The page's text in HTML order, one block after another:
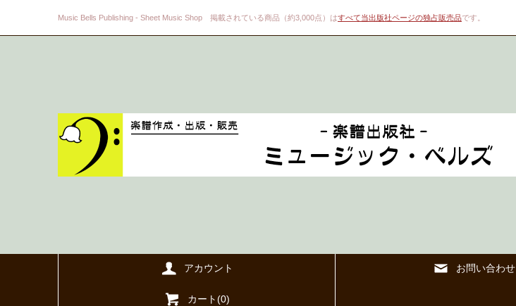
Music Bells Publishing - Sheet Music Shop 掲載されている商品（約3,000点）はすべて当出版社ページの独占販売品です。
アカウント お問い合わせ
カート(0)